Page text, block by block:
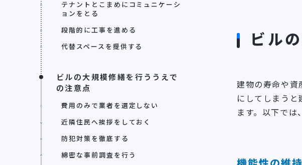
テナントとこまめにコミュニケーシ
ョンをとる
段階的に工事を進める
代替スペースを提供する
ビルの大規模修繕を行ううえで
の注意点
費用のみで業者を選定しない
近隣住民へ挨拶をしておく
防犯対策を徹底する
綿密な事前調査を行う
ビル
建物の寿命や資
にしてしまう
ます。以下では